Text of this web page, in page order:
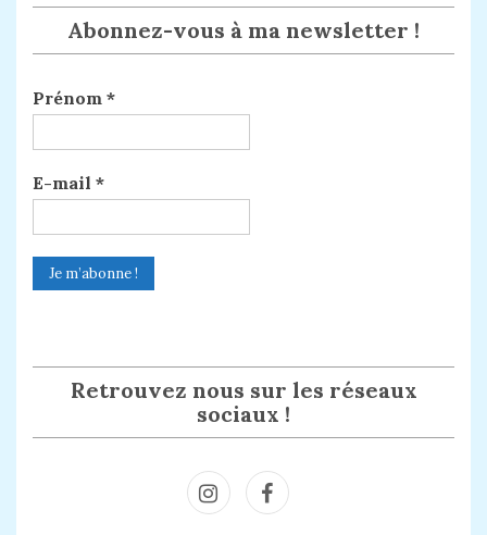
Abonnez-vous à ma newsletter !
Prénom *
E-mail *
Retrouvez nous sur les réseaux
sociaux !